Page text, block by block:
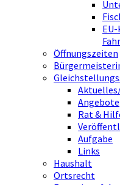
Öffnungszeiten
Angebote
Rat &
Aufgabe
Links
Haushalt
Ortsrecht